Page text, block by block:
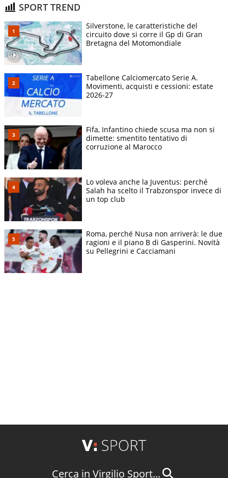
SPORT TREND
Silverstone, le caratteristiche del
circuito dove si corre il Gp di Gran
Bretagna del Motomondiale
Tabellone Calciomercato Serie A.
Movimenti, acquisti e cessioni: estate
2026-27
Fifa, Infantino chiede scusa ma non si
dimette: smentito tentativo di
corruzione al Marocco
Lo voleva anche la Juventus: perché
Salah ha scelto il Trabzonspor invece di
un top club
Roma, perché Nusa non arriverà: le due
ragioni e il piano B di Gasperini. Novità
su Pellegrini e Cacciamani
Cerca in Virgilio Sport...